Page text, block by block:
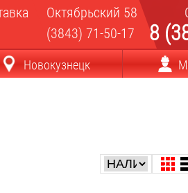
Октябрьский 58
(3843) 71-50-17
8
Новокузнецк